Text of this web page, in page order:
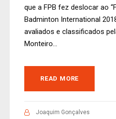
que a FPB fez deslocar ao
Badminton International
avaliados e classificados
Monteiro...
READ MORE
Joaquim Gonçalves